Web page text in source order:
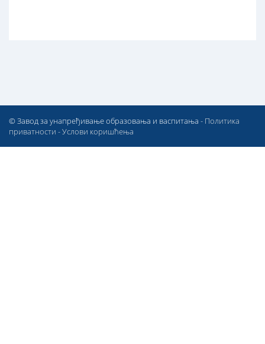
© Завод за унапређивање образовања и васпитања - Политика
приватности -Услови коришћења